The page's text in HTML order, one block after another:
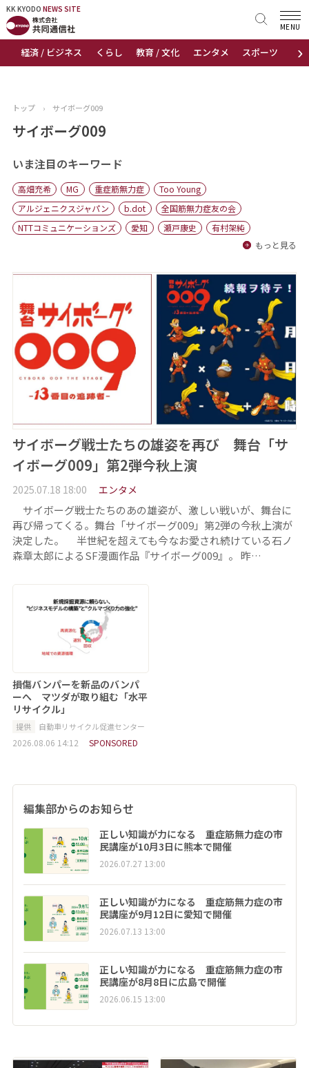
KK KYODO NEWS SITE
›
経済 / ビジネス くらし 教育 / 文化 エンタメ スポーツ 地域
MENU
KK KYODONEWS SITE
トップページ
ニュース
おすすめコンテンツ
出版物
会社概要
トップ › サイボーグ009
サイボーグ009
いま注目のキーワード
高畑充希 MG 重症筋無力症
Too Young
アルジェニクスジャパン
b.dot
全国筋無力症友の会
NTTコミュニケーションズ
愛知 瀬戸康史
有村架純
もっと見る
サイボーグ戦士たちの雄姿を再び 舞台「サ
イボーグ009」第2弾今秋上演
2025.07.18 18:00 エンタメ
サイボーグ戦士たちのあの雄姿が、激しい戦いが、舞台に
再び帰ってくる。舞台「サイボーグ009」第2弾の今秋上演が
決定した。 半世紀を超えても今なお愛され続けている石ノ
森章太郎によるSF漫画作品『サイボーグ009』。 昨…
損傷バンパーを新品のバンパ
ーへ マツダが取り組む「水平
リサイクル」
提供 自動車リサイクル促進センター
2026.08.06 14:12 SPONSORED
編集部からのお知らせ
正しい知識が力になる 重症筋無力症の市
民講座が10月3日に熊本で開催
2026.07.27 13:00
正しい知識が力になる 重症筋無力症の市
民講座が9月12日に愛知で開催
2026.07.13 13:00
正しい知識が力になる 重症筋無力症の市
民講座が8月8日に広島で開催
2026.06.15 13:00